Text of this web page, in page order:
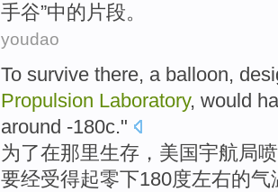
手谷”中的片段。
youdao
To survive there, a balloon,
Propulsion Laboratory, would
around -180c."
为了在那里生存 ， 美国宇航局
要经受得起零下180度左右的气